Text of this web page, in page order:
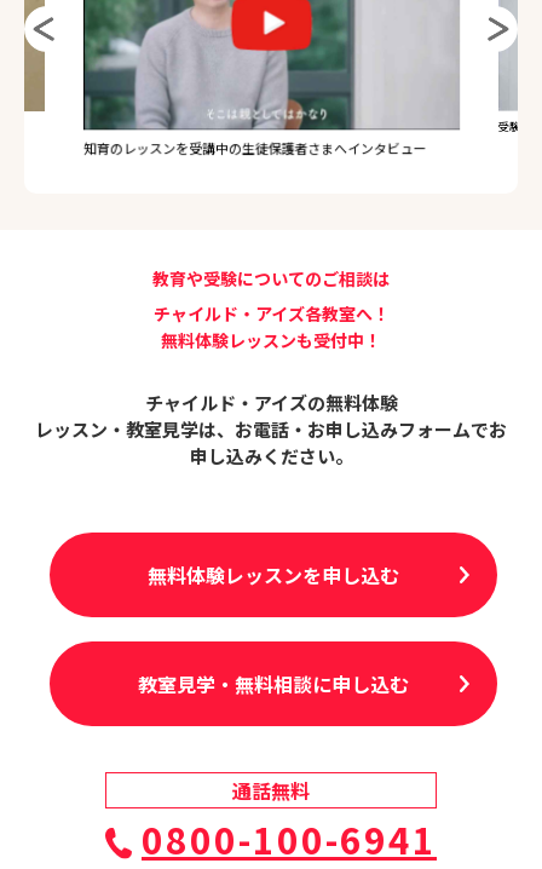
知育のレッスンを受講中の生徒保護者さまへインタビュー
受験の
教育や受験についてのご相談は
チャイルド・アイズ各教室へ！
無料体験レッスンも受付中！
チャイルド・アイズの無料体験
レッスン・教室見学は、 お電話・お申し込みフォームでお
申し込みください。
無料体験レッスンを申し込む
教室見学・無料相談に申し込む
通話無料
0800-100-6941